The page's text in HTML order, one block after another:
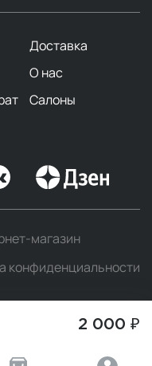
2 000 ₽
Доставка
О нас
Салоны
магазин
конфиденциальности